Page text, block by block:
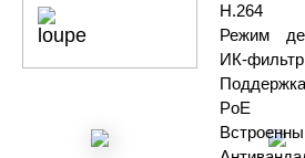
H.264
Режим
ИК-фильтр
PoE